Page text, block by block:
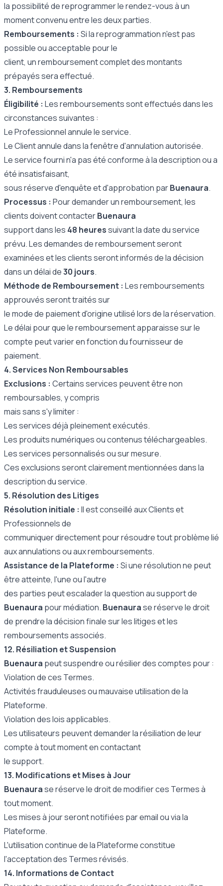
la possibilité de reprogrammer le rendez-vous à un
moment convenu entre les deux parties.
Remboursements : Si la reprogrammation n'est pas
possible ou acceptable pour le
client, un remboursement complet des montants
prépayés sera effectué.
3. Remboursements
Éligibilité : Les remboursements sont effectués dans les
circonstances suivantes :
Le Professionnel annule le service.
Le Client annule dans la fenêtre d'annulation autorisée.
Le service fourni n'a pas été conforme à la description ou a
été insatisfaisant,
sous réserve d'enquête et d'approbation parBuenaura.
Processus : Pour demander un remboursement, les
clients doivent contacterBuenaura
support dans les 48 heuressuivant la date du service
prévu. Les demandes de remboursement seront
examinées et les clients seront informés de la décision
dans un délai de30 jours.
Méthode de Remboursement : Les remboursements
approuvés seront traités sur
le mode de paiement d'origine utilisé lors de la réservation.
Le délai pour que le remboursement apparaisse sur le
compte peut varier en fonction du fournisseur de
paiement.
4. Services Non Remboursables
Exclusions : Certains services peuvent être non
remboursables, y compris
mais sans s'y limiter :
Les services déjà pleinement exécutés.
Les produits numériques ou contenus téléchargeables.
Les services personnalisés ou sur mesure.
Ces exclusions seront clairement mentionnées dans la
description du service.
5. Résolution des Litiges
Résolution initiale : Il est conseillé aux Clients et
Professionnels de
communiquer directement pour résoudre tout problème lié
aux annulations ou aux remboursements.
Assistance de la Plateforme : Si une résolution ne peut
être atteinte, l'une ou l'autre
des parties peut escalader la question au support de
Buenaura pour médiation. Buenaurase réserve le droit
de prendre la décision finale sur les litiges et les
remboursements associés.
12. Résiliation et Suspension
Buenaura peut suspendre ou résilier des comptes pour :
Violation de ces Termes.
Activités frauduleuses ou mauvaise utilisation de la
Plateforme.
Violation des lois applicables.
Les utilisateurs peuvent demander la résiliation de leur
compte à tout moment en contactant
le support.
13. Modifications et Mises à Jour
Buenaurase réserve le droit de modifier ces Termes à
tout moment.
Les mises à jour seront notifiées par email ou via la
Plateforme.
L'utilisation continue de la Plateforme constitue
l'acceptation des Termes révisés.
14. Informations de Contact